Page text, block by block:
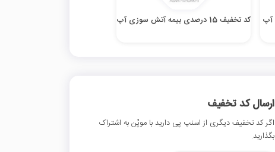
کد تخفیف 15 درصدی بیمه آتش سوزی آپ
ارسال کد تخفیف
اگر کد تخفیف دیگری از اسنپ پی دارید با موپُن به اشتراک
بگذارید.